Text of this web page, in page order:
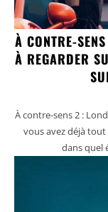
À CONTRE-
À REGARDER
À contre-sens 2 :
vous avez déjà
dans quel